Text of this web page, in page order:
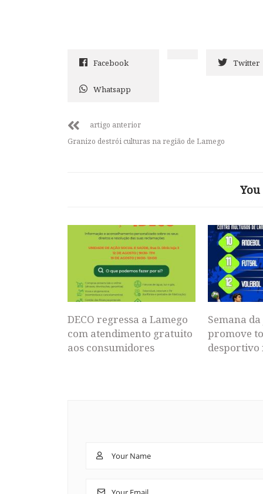
Facebook Twitter
Whatsapp
artigo anterior
Granizo destrói culturas na região de Lamego
DECO regressa a Lamego
com atendimento gratuito
aos consumidores
Semana
promove